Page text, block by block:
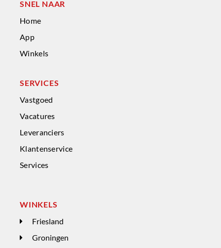
SNEL NAAR
Home
App
Winkels
SERVICES
Vastgoed
Vacatures
Leveranciers
Klantenservice
Services
WINKELS
Friesland
Groningen